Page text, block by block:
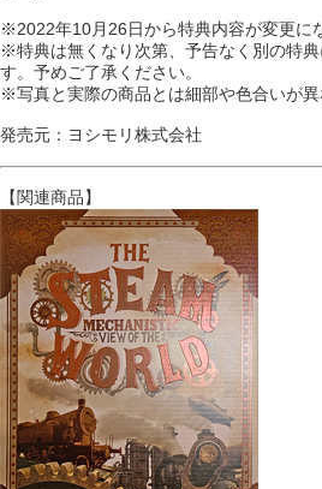
※2022年10月26日から特典内容が変更に
※特典は無くなり次第、予告なく別の特
す。予めご了承ください。
※写真と実際の商品とは細部や色合いが異
発売元：ヨシモリ株式会社
【関連商品】